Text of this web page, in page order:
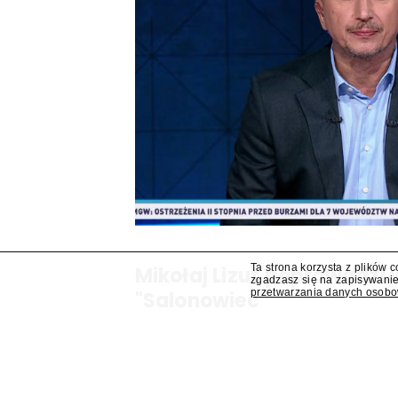
Mikołaj Lizut
"Salonowiec"
Ta strona korzysta z plików
zgadzasz się na
przetwarzania danych